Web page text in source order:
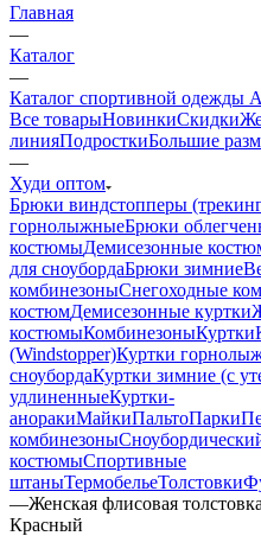
Главная
—
Каталог
—
Каталог спортивной одежды
Все товарыНовинкиСкидки
линияПодросткиБольшие
—
Худи оптом
Брюки виндстопперы
горнолыжныеБрюки
костюмыДемисезонные
для сноубордаБрюки зимние
комбинезоныСнегоходные
костюмДемисезонные куртки
костюмыКомбинезоныКуртки
(Windstopper)Куртки
сноубордаКуртки зимние (с
удлиненныеКуртки-
аноракиМайкиПальтоПарки
комбинезоны
костюмыСпортивные
штаныТермобельеТолстовки
—Женская флисовая
Красный